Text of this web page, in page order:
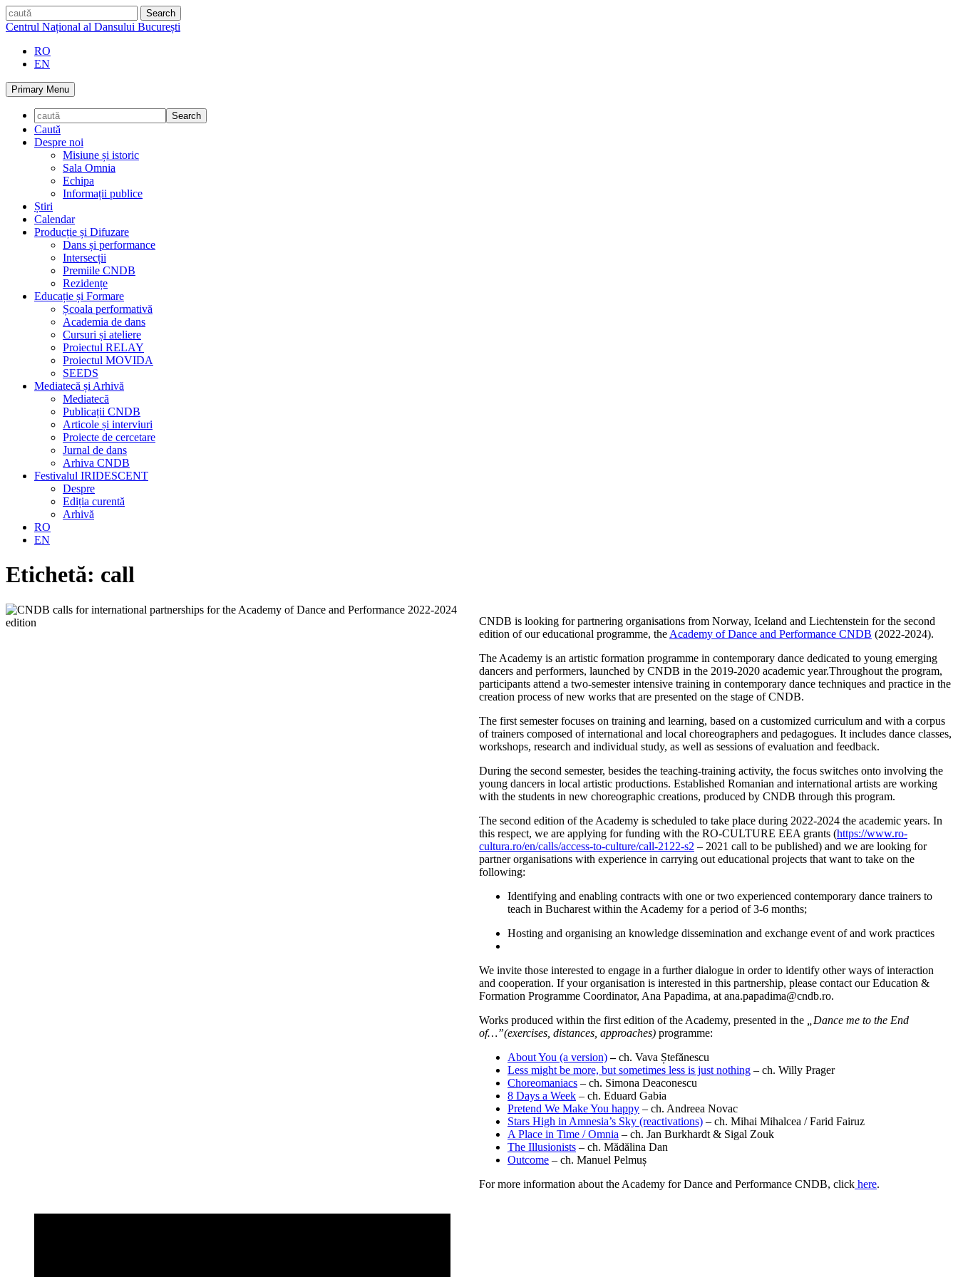
Skip
to
caută
Centrul Național al Dansului București
RO
EN
Primary Menu
Caută
Despre noi
Misiune și istoric
Sala Omnia
Echipa
Informații publice
Știri
Calendar
Producție și Difuzare
Dans și performance
Intersecții
Premiile CNDB
Rezidențe
Educație și Formare
Școala performativă
Academia de dans
Cursuri și ateliere
Proiectul RELAY
Proiectul MOVIDA
SEEDS
Mediatecă și Arhivă
Mediatecă
Publicații CNDB
Articole și interviuri
Proiecte de cercetare
Jurnal de dans
Arhiva CNDB
Festivalul IRIDESCENT
Despre
Ediția curentă
Arhivă
RO
EN
Etichetă: call
CNDB is looking for partnering organisations from Norway, Iceland and Liechtenstein for the second
edition of our educational programme, the Academy of Dance and Performance CNDB (2022-2024).
The Academy is an artistic formation programme in contemporary dance dedicated to young emerging
dancers and performers, launched by CNDB in the 2019-2020 academic year.Throughout the program,
participants attend a two-semester intensive training in contemporary dance techniques and practice in the
creation process of new works that are presented on the stage of CNDB.
The first semester focuses on training and learning, based on a customized curriculum and with a corpus
of trainers composed of international and local choreographers and pedagogues. It includes dance classes,
workshops, research and individual study, as well as sessions of evaluation and feedback.
During the second semester, besides the teaching-training activity, the focus switches onto involving the
young dancers in local artistic productions. Established Romanian and international artists are working
with the students in new choreographic creations, produced by CNDB through this program.
The second edition of the Academy is scheduled to take place during 2022-2024 the academic years. In
this respect, we are applying for funding with the RO-CULTURE EEA grants (https://www.ro-
cultura.ro/en/calls/access-to-culture/call-2122-s2 – 2021 call to be published) and we are looking for
partner organisations with experience in carrying out educational projects that want to take on the
following:
Identifying and enabling contracts with one or two experienced contemporary dance trainers to
teach in Bucharest within the Academy for a period of 3-6 months;
Hosting and organising an knowledge dissemination and exchange event of and work practices
We invite those interested to engage in a further dialogue in order to identify other ways of interaction
and cooperation. If your organisation is interested in this partnership, please contact our Education &
Formation Programme Coordinator, Ana Papadima, at ana.papadima@cndb.ro.
Works produced within the first edition of the Academy, presented in the
„Dance me to the End
of…”(exercises, distances, approaches) programme:
About You (a version)–ch. Vava Ștefănescu
Less might be more, but sometimes less is just nothing – ch. Willy Prager
Choreomaniacs – ch. Simona Deaconescu
8 Days a Week – ch. Eduard Gabia
Pretend We Make You happy – ch. Andreea Novac
Stars High in Amnesia’s Sky (reactivations) – ch. Mihai Mihalcea / Farid Fairuz
A Place in Time / Omnia – ch. Jan Burkhardt & Sigal Zouk
The Illusionists – ch. Mădălina Dan
Outcome – ch. Manuel Pelmuș
For more information about the Academy for Dance and Performance CNDB, click here.